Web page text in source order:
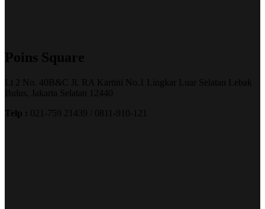
Poins Square
Lt 2 No. 40B&C Jl. RA Kartini No.1 Lingkar Luar Selatan Lebak
Bulus, Jakarta Selatan 12440
Telp : 021-759 21439 / 0811-910-121